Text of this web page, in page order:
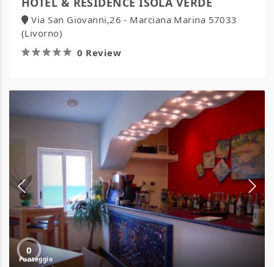
Via San Giovanni,26 - Marciana Marina 57033
(Livorno)
0 Review
0
Marea
Sorrento